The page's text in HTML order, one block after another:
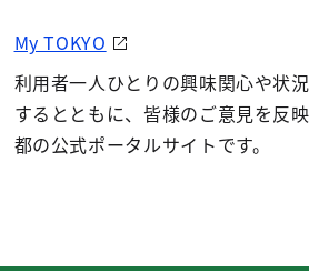
My TOKYO
利用者一人ひとりの興味関心や状
するとともに、皆様のご意見を反
都の公式ポータルサイトです。